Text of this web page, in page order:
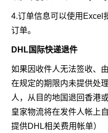
4.订单信息可以使用Excel
订单。
DHL国际快递退件
如果因收件人无法签收、
在规定的期限内未提供处
人，从目的地国退回香港
皇家物流将在发件人帐上
提供DHL相关费用帐单）